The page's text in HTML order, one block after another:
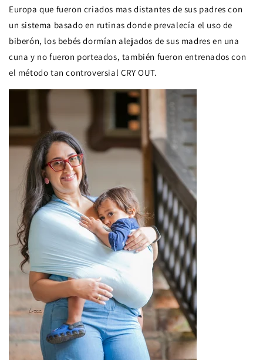
Europa que fueron criados mas distantes de sus padres con
un sistema basado en rutinas donde prevalecía el uso de
biberón, los bebés dormían alejados de sus madres en una
cuna y no fueron porteados, también fueron entrenados con
el método tan controversial CRY OUT.